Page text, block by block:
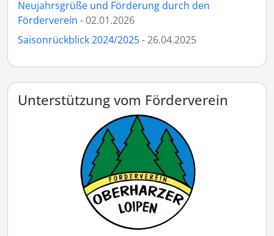
Neujahrsgrüße und Förderung durch den
Förderverein - 02.01.2026
Saisonrückblick 2024/2025- 26.04.2025
Unterstützung vom Förderverein